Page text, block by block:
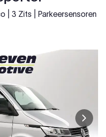
| 3 Zits | Parkeersensoren